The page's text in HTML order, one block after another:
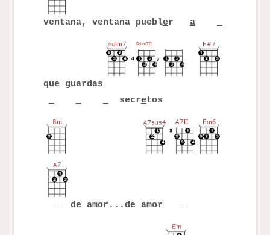
ventana, ventana puebler a
que guardas
secretos
de amor...de amor